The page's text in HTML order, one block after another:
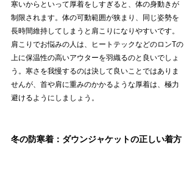
寒いからといって厚着をしすぎると、体の身動きが
制限されます。体の可動範囲が狭まり、同じ姿勢を
長時間維持してしまうと肩こりになりやすいです。
肩こりでお悩みの人は、ヒートテックなどのロンTの
上に保温性の高いアウターを羽織るのと良いでしょ
う。寒さを我慢するのは決して良いことではありま
せんが、首や肩に重みのかかるような厚着は、極力
避けるようにしましょう。
冬の防寒着：ダウンジャケットの正しい着方